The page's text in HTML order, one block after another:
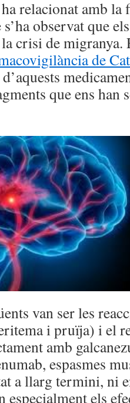
relacionat amb
observat que
crisi de
de
que ens han
van ser les
i pruïja) i el
amb
espasmes
a llarg termini, ni
especialment els